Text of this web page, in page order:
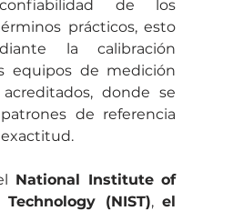
de los
prácticos, esto
la calibración
equipos de medición
donde se
de referencia
National Institute of
(NIST), el